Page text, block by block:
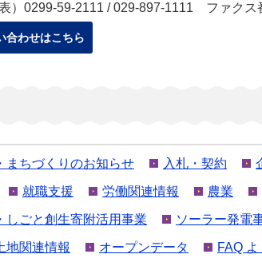
）0299-59-2111 / 029-897-1111 ファクス
合わせはこちら
まちづくりのお知らせ 入札・契約
就職支援 労働関連情報 農業
しごと創生寄附活用事業 ソーラー発電
地関連情報 オープンデータ FAQ